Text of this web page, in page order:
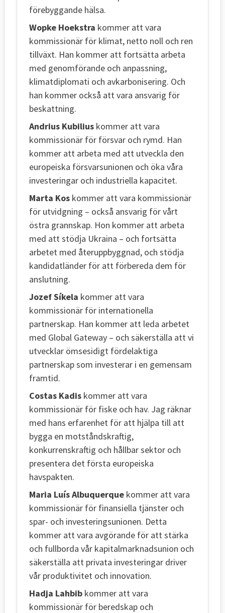
förebyggande hälsa.
Wopke Hoekstra kommer att vara
kommissionär för klimat, netto noll och ren
tillväxt. Han kommer att fortsätta arbeta
med genomförande och anpassning,
klimatdiplomati och avkarbonisering. Och
han kommer också att vara ansvarig för
beskattning.
Andrius Kubilius kommer att vara
kommissionär för försvar och rymd. Han
kommer att arbeta med att utveckla den
europeiska försvarsunionen och öka våra
investeringar och industriella kapacitet.
Marta Kos kommer att vara kommissionär
för utvidgning – också ansvarig för vårt
östra grannskap. Hon kommer att arbeta
med att stödja Ukraina – och fortsätta
arbetet med återuppbyggnad, och stödja
kandidatländer för att förbereda dem för
anslutning.
Jozef Síkela kommer att vara
kommissionär för internationella
partnerskap. Han kommer att leda arbetet
med Global Gateway – och säkerställa att vi
utvecklar ömsesidigt fördelaktiga
partnerskap som investerar i en gemensam
framtid.
Costas Kadis kommer att vara
kommissionär för fiske och hav. Jag räknar
med hans erfarenhet för att hjälpa till att
bygga en motståndskraftig,
konkurrenskraftig och hållbar sektor och
presentera det första europeiska
havspakten.
Maria Luís Albuquerque kommer att vara
kommissionär för finansiella tjänster och
spar- och investeringsunionen. Detta
kommer att vara avgörande för att stärka
och fullborda vår kapitalmarknadsunion och
säkerställa att privata investeringar driver
vår produktivitet och innovation.
Hadja Lahbib kommer att vara
kommissionär för beredskap och